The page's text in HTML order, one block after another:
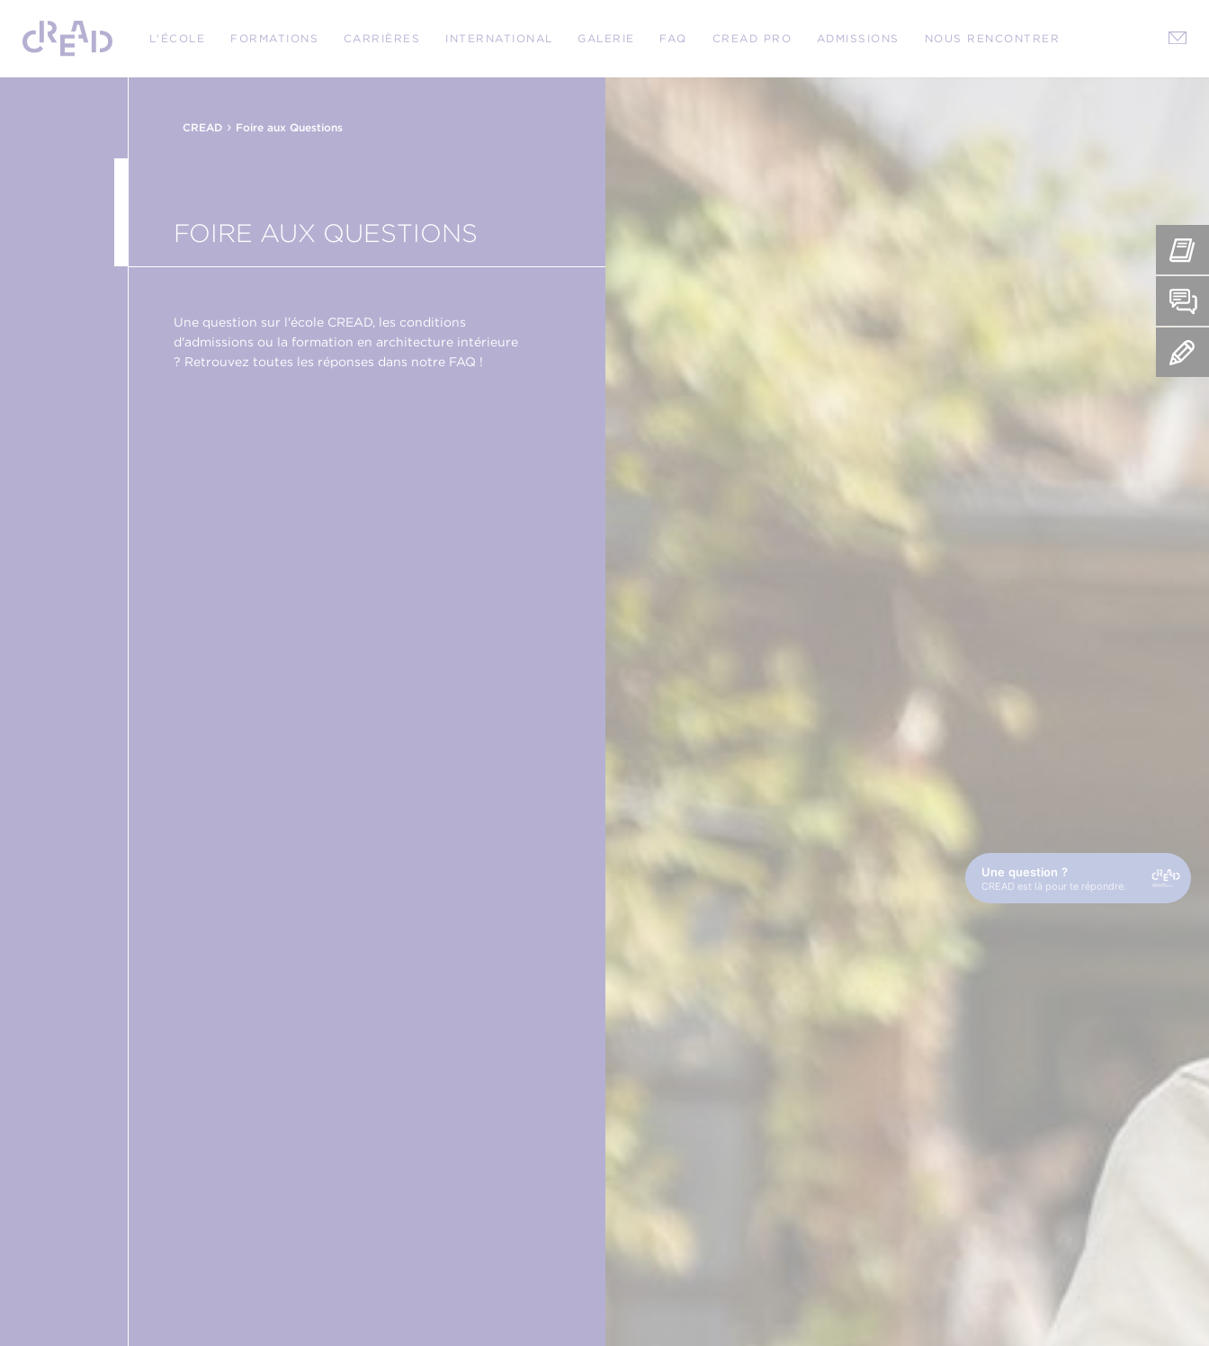
L'ÉCOLE FORMATIONS CARRIÈRES INTERNATIONAL GALERIE FAQ CREAD PRO ADMISSIONS NOUS RENCONTRER
CREAD › Foire aux Questions
FOIRE AUX QUESTIONS
Une question sur l'école CREAD, les conditions
d'admissions ou la formation en architecture intérieure
? Retrouvez toutes les réponses dans notre FAQ !
Une question ?
CREAD est là pour te répondre.